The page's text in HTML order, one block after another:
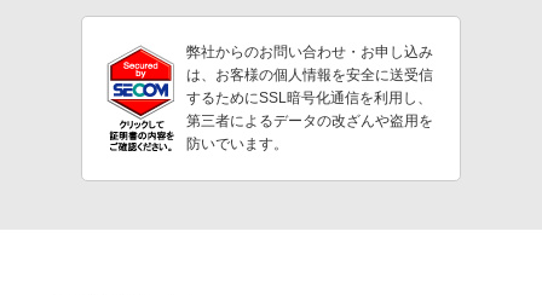
弊社からのお問い合わせ・お申し込み
は、お客様の個人情報を安全に送受信
するためにSSL暗号化通信を利用し、
第三者によるデータの改ざんや盗用を
防いでいます。